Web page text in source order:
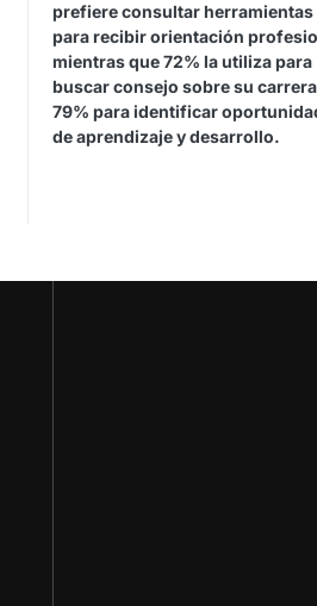
prefiere consultar herramientas
para recibir orientación
mientras que 72% la utiliza para
buscar consejo sobre su
79% para identificar
de aprendizaje y desarrollo.